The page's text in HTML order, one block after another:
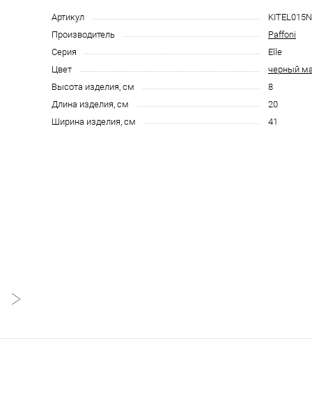
Артикул
Производитель
Paffoni
Серия
Elle
Цвет
черный
Высота изделия, см
8
Длина изделия, см
20
Ширина изделия, см
41